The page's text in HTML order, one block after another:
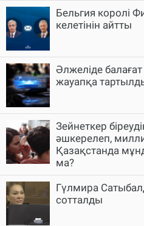
Бельгия королі
келетінін айтты
Әлжеліде
жауапқа
Зейнеткер
әшкерелеп,
Қазақстанда
ма?
Гүлмира
сотталды